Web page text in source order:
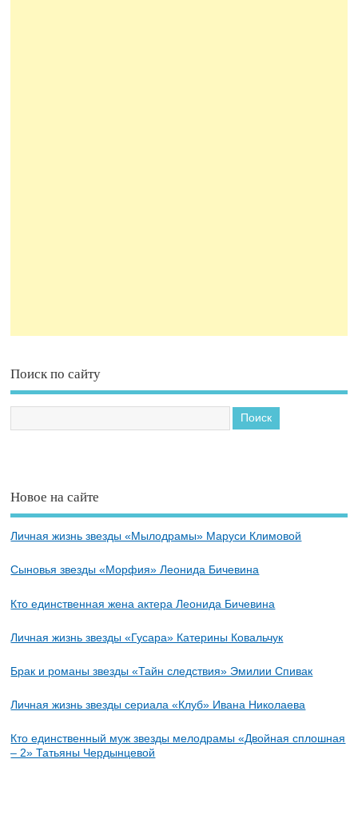
Поиск по сайту
Новое на сайте
Личная жизнь звезды «Мылодрамы» Маруси Климовой
Сыновья звезды «Морфия» Леонида Бичевина
Кто единственная жена актера Леонида Бичевина
Личная жизнь звезды «Гусара» Катерины Ковальчук
Брак и романы звезды «Тайн следствия» Эмилии Спивак
Личная жизнь звезды сериала «Клуб» Ивана Николаева
Кто единственный муж звезды мелодрамы «Двойная сплошная
– 2» Татьяны Чердынцевой